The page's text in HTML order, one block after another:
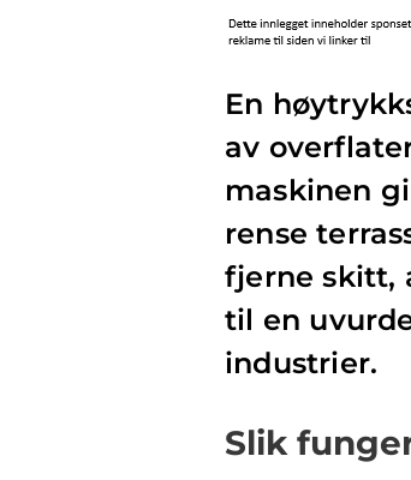
En
av
maskinen
rense
fjerne skitt,
til en
industrier.
Slik